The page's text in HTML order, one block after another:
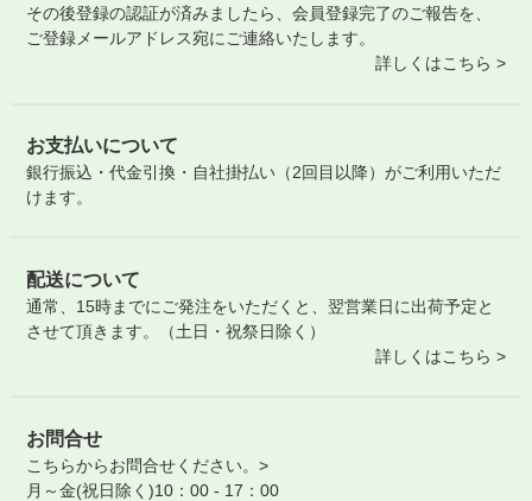
その後登録の認証が済みましたら、会員登録完了のご報告を、
ご登録メールアドレス宛にご連絡いたします。
詳しくはこちら >
お支払いについて
銀行振込・代金引換・自社掛払い（2回目以降）がご利用いただ
けます。
配送について
通常、15時までにご発注をいただくと、翌営業日に出荷予定と
させて頂きます。（土日・祝祭日除く）
詳しくはこちら >
お問合せ
こちらからお問合せください。>
月～金(祝日除く)10：00 - 17：00